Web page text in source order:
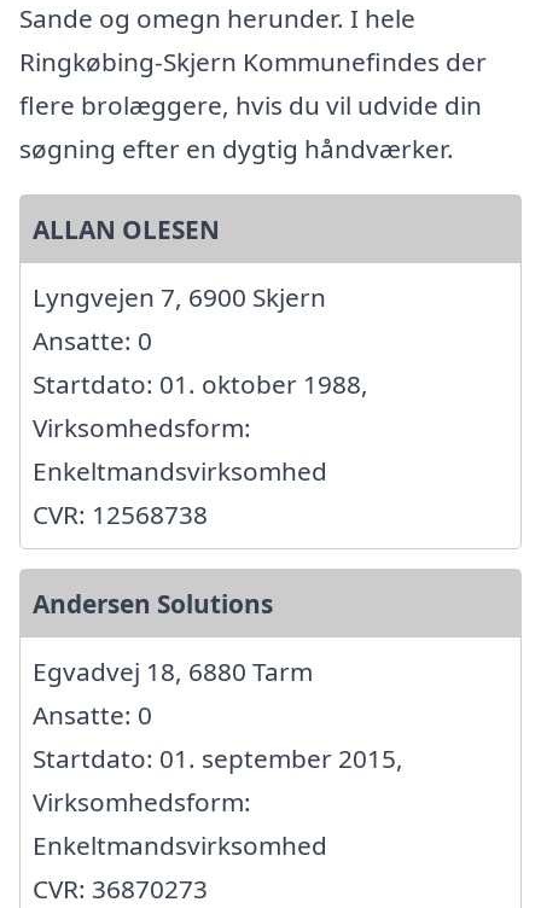
Sande og omegn herunder. I hele
Ringkøbing-Skjern Kommunefindes der
flere brolæggere, hvis du vil udvide din
søgning efter en dygtig håndværker.
ALLAN OLESEN
Lyngvejen 7, 6900 Skjern
Ansatte: 0
Startdato: 01. oktober 1988,
Virksomhedsform:
Enkeltmandsvirksomhed
CVR: 12568738
Andersen Solutions
Egvadvej 18, 6880 Tarm
Ansatte: 0
Startdato: 01. september 2015,
Virksomhedsform:
Enkeltmandsvirksomhed
CVR: 36870273